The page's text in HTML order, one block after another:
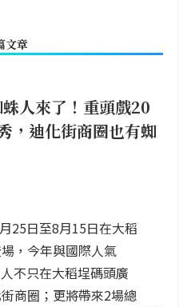
文章
人來了！重頭戲20
，迪化街商圈也有蜘
25日至8月15日在大稻
，今年與國際人氣
不只在大稻埕碼頭廣
商圈；更將帶來2場總